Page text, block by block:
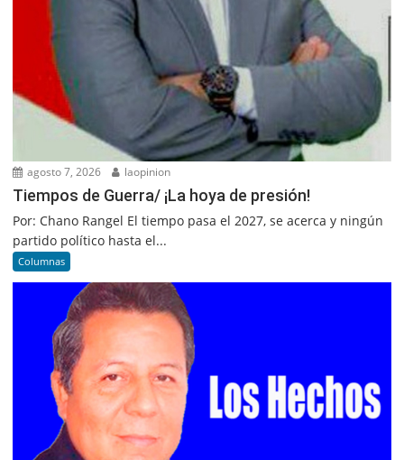
agosto 7, 2026 laopinion
Tiempos de Guerra/ ¡La hoya de presión!
Por: Chano Rangel El tiempo pasa el 2027, se acerca y ningún
partido político hasta el...
Columnas